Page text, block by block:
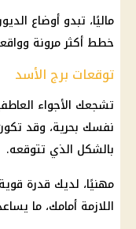
ماليًا، تبدو أوضاع
خطط أكثر مرونة
توقعات برج الأسد
تشجعك الأجواء
نفسك بحرية، وقد
بالشكل الذي تتوقعه.
مهنيًا، لديك قدرة
اللازمة أمامك، ما